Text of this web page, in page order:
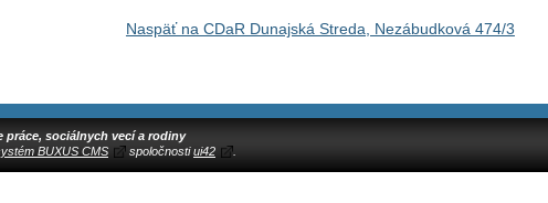
Naspäť na CDaR Dunajská Streda, Nezábudková 474/3
práce, sociálnych vecí a rodiny
BUXUS CMS spoločnostiui42